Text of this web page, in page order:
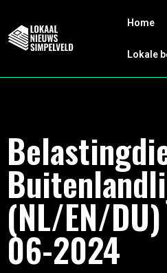
Home
Lokale
(NL/EN/
06-2024